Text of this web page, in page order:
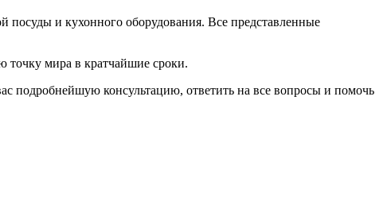
и кухонного оборудования. Все представленные
точку мира в кратчайшие сроки.
подробнейшую консультацию, ответить на все вопросы и помочь